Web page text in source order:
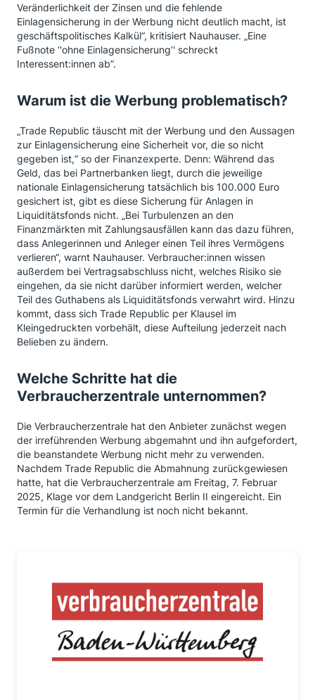
Veränderlichkeit der Zinsen und die fehlende
Einlagensicherung in der Werbung nicht deutlich macht, ist
geschäftspolitisches Kalkül“, kritisiert Nauhauser. „Eine
Fußnote ‘'ohne Einlagensicherung’' schreckt
Interessent:innen ab”.
Warum ist die Werbung problematisch?
„Trade Republic täuscht mit der Werbung und den Aussagen
zur Einlagensicherung eine Sicherheit vor, die so nicht
gegeben ist,“ so der Finanzexperte. Denn: Während das
Geld, das bei Partnerbanken liegt, durch die jeweilige
nationale Einlagensicherung tatsächlich bis 100.000 Euro
gesichert ist, gibt es diese Sicherung für Anlagen in
Liquiditätsfonds nicht. „Bei Turbulenzen an den
Finanzmärkten mit Zahlungsausfällen kann das dazu führen,
dass Anlegerinnen und Anleger einen Teil ihres Vermögens
verlieren“, warnt Nauhauser. Verbraucher:innen wissen
außerdem bei Vertragsabschluss nicht, welches Risiko sie
eingehen, da sie nicht darüber informiert werden, welcher
Teil des Guthabens als Liquiditätsfonds verwahrt wird. Hinzu
kommt, dass sich Trade Republic per Klausel im
Kleingedruckten vorbehält, diese Aufteilung jederzeit nach
Belieben zu ändern.
Welche Schritte hat die
Verbraucherzentrale unternommen?
Die Verbraucherzentrale hat den Anbieter zunächst wegen
der irreführenden Werbung abgemahnt und ihn aufgefordert,
die beanstandete Werbung nicht mehr zu verwenden.
Nachdem Trade Republic die Abmahnung zurückgewiesen
hatte, hat die Verbraucherzentrale am Freitag, 7. Februar
2025, Klage vor dem Landgericht Berlin II eingereicht. Ein
Termin für die Verhandlung ist noch nicht bekannt.